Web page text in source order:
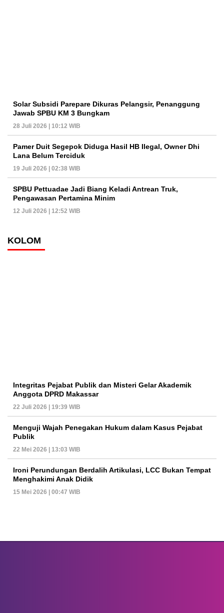
Solar Subsidi Parepare Dikuras Pelangsir, Penanggung
Jawab SPBU KM 3 Bungkam
28 Juli 2026 | 10:12 WIB
Pamer Duit Segepok Diduga Hasil HB Ilegal, Owner Dhi
Lana Belum Terciduk
19 Juli 2026 | 02:38 WIB
SPBU Pettuadae Jadi Biang Keladi Antrean Truk,
Pengawasan Pertamina Minim
12 Juli 2026 | 12:52 WIB
KOLOM
Integritas Pejabat Publik dan Misteri Gelar Akademik
Anggota DPRD Makassar
22 Juli 2026 | 19:39 WIB
Menguji Wajah Penegakan Hukum dalam Kasus Pejabat
Publik
22 Mei 2026 | 13:03 WIB
Ironi Perundungan Berdalih Artikulasi, LCC Bukan Tempat
Menghakimi Anak Didik
15 Mei 2026 | 00:47 WIB